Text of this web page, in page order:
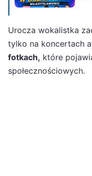
Urocza wokalistka
tylko na koncertach
fotkach, które
społecznościowych.